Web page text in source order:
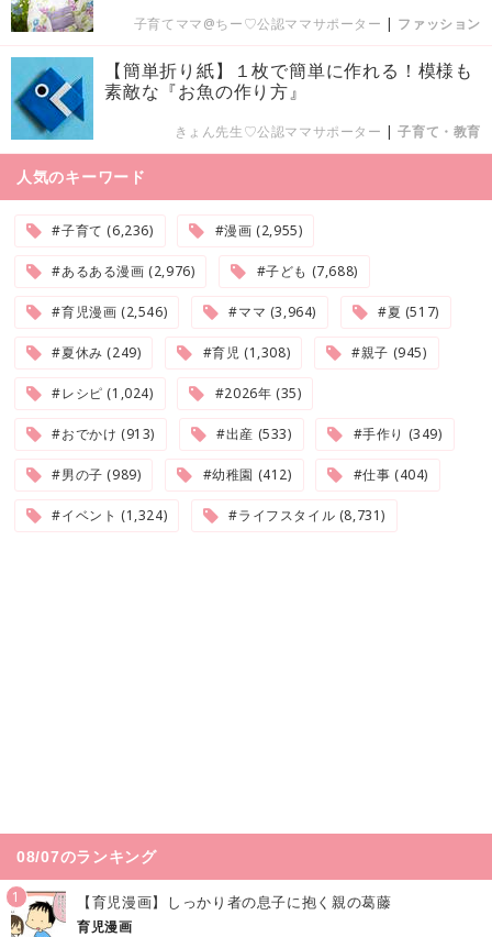
子育てママ@ちー♡公認ママサポーター | ファッション
【簡単折り紙】１枚で簡単に作れる！模様も
素敵な『お魚の作り方』
きょん先生♡公認ママサポーター |子育て・教育
人気のキーワード
#子育て (6,236) #漫画 (2,955)
#あるある漫画 (2,976) #子ども (7,688)
#育児漫画 (2,546) #ママ (3,964) #夏 (517)
#夏休み (249) #育児 (1,308) #親子 (945)
#レシピ (1,024) #2026年 (35)
#おでかけ (913) #出産 (533) #手作り (349)
#男の子 (989) #幼稚園 (412) #仕事 (404)
#イベント (1,324) #ライフスタイル (8,731)
08/07のランキング
1 【育児漫画】しっかり者の息子に抱く親の葛藤
育児漫画